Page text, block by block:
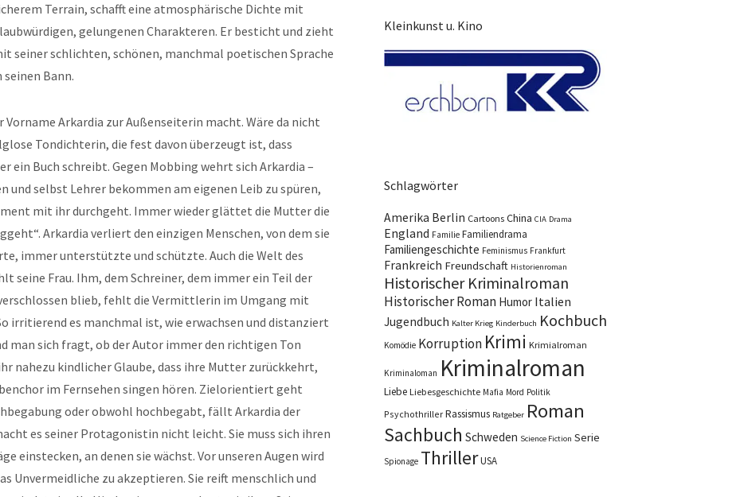
Terrain, schafft eine atmosphärische Dichte mit
gelungenen Charakteren. Er besticht und zieht
seiner schlichten, schönen, manchmal poetischen Sprache
seinen Bann.
Vorname Arkardia zur Außenseiterin macht. Wäre da nicht
Tondichterin, die fest davon überzeugt ist, dass
ein Buch schreibt. Gegen Mobbing wehrt sich Arkardia –
und selbst Lehrer bekommen am eigenen Leib zu spüren,
mit ihr durchgeht. Immer wieder glättet die Mutter die
Arkardia verliert den einzigen Menschen, von dem sie
immer unterstützte und schützte. Auch die Welt des
seine Frau. Ihm, dem Schreiner, dem immer ein Teil der
blieb, fehlt die Vermittlerin im Umgang mit
irritierend es manchmal ist, wie erwachsen und distanziert
man sich fragt, ob der Autor immer den richtigen Ton
nahezu kindlicher Glaube, dass ihre Mutter zurückkehrt,
im Fernsehen singen hören. Zielorientiert geht
oder obwohl hochbegabt, fällt Arkardia der
es seiner Protagonistin nicht leicht. Sie muss sich ihren
einstecken, an denen sie wächst. Vor unseren Augen wird
Unvermeidliche zu akzeptieren. Sie reift menschlich und
Kleinkunst u. Kino
Schlagwörter
Amerika Berlin Cartoons China CIA Drama
England Familie Familiendrama
Familiengeschichte Feminismus Frankfurt
Frankreich Freundschaft Historienroman
Historischer Kriminalroman
Historischer Roman Humor Italien
Jugendbuch Kalter Krieg Kinderbuch Kochbuch
Komödie Korruption Krimi Krimialroman
Kriminaloman Kriminalroman
Liebe Liebesgeschichte Mafia Mord Politik
Psychothriller Rassismus Ratgeber Roman
Sachbuch Schweden Science Fiction Serie
Spionage ThrillerUSA